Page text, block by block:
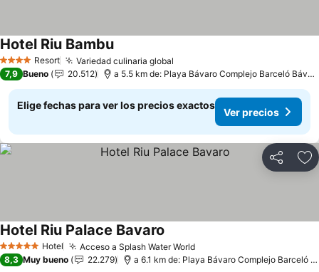
4 EstrellasResort Variedad culinaria global
Hotel Riu Bambu
7,9 Bueno 20.512 a 5.5 km de: Playa Bávaro Complejo Barceló Bávaro
Elige fechas para ver los precios exactos
Ver precios
Compartir
5 Estrellas Hotel Acceso a Splash Water World
Hotel Riu Palace Bavaro
8,3 Muy bueno 22.279 a 6.1 km de: Playa Bávaro Complejo Barceló Bávaro